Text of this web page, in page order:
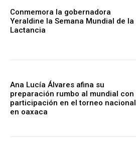
Conmemora la gobernadora
Yeraldine la Semana Mundial de la
Lactancia
Ana Lucía Álvares afina su
preparación rumbo al mundial con
participación en el torneo nacional
en oaxaca